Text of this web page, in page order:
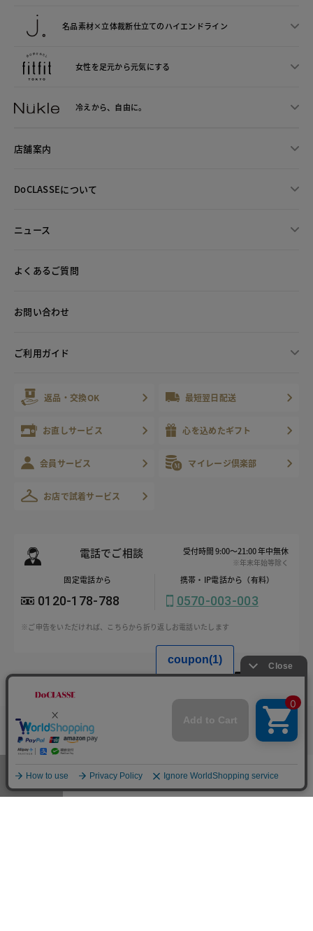
カラー・サイズを選択する
名品素材×立体裁断仕立てのハイエンドライン
女性を足元から元気にする
冷えから、 自由に。
店舗案内
DoCLASSEについて
ニュース
よくあるご質問
お問い合わせ
ご利用ガイド
返品・交換OK 最短翌日配送
お直しサービス 心を込めたギフト
会員サービス マイレージ倶楽部
お店で試着サービス
電話でご相談 受付時間 9:00～21:00 年中無休
※年末年始等除く
固定電話から
0120-178-788
携帯・IP電話から（有料）
0570-003-003
※ご申告をいただければ、こちらから折り返しお電話いたします
DoCLASSE
公式SNSアカウント
公式 店舗